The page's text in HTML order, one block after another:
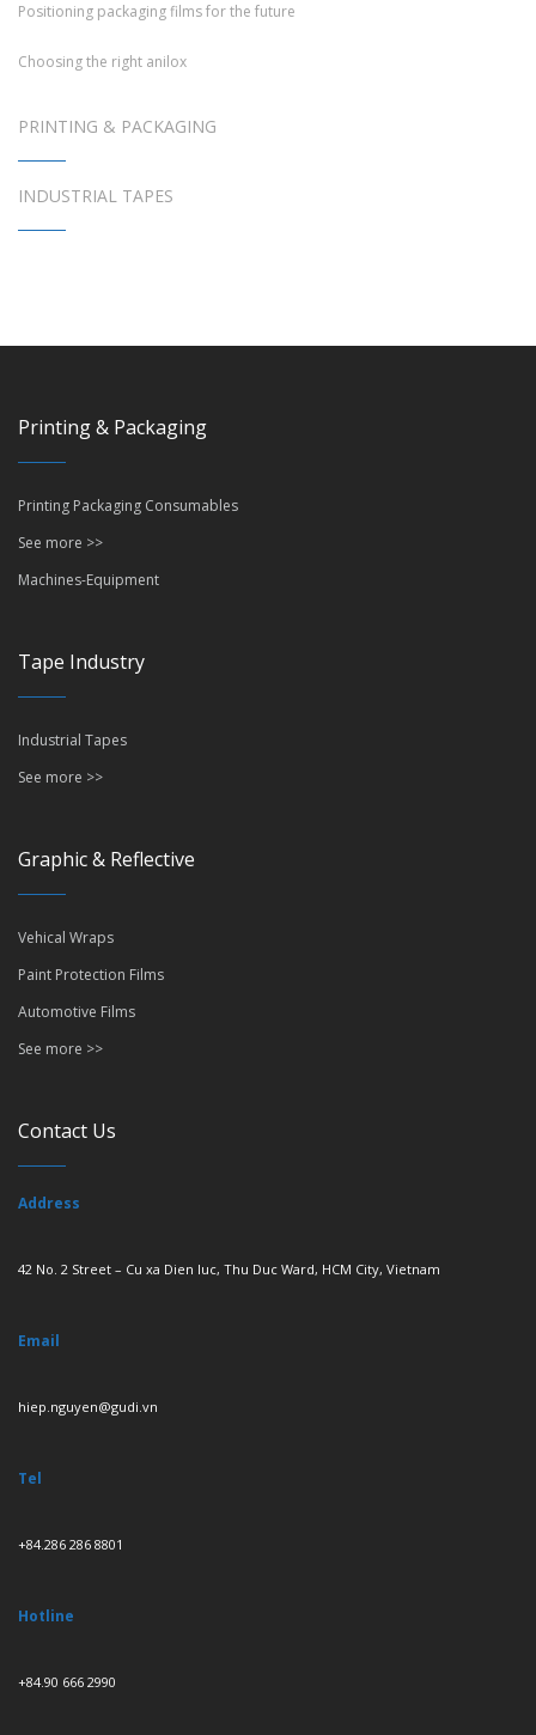
Positioning packaging films for the future
Choosing the right anilox
PRINTING & PACKAGING
INDUSTRIAL TAPES
Printing & Packaging
Printing Packaging Consumables
See more >>
Machines-Equipment
Tape Industry
Industrial Tapes
See more >>
Graphic & Reflective
Vehical Wraps
Paint Protection Films
Automotive Films
See more >>
Contact Us
Address
42 No. 2 Street – Cu xa Dien luc, Thu Duc Ward, HCM City, Vietnam
Email
hiep.nguyen@gudi.vn
Tel
+84.286 286 8801
Hotline
+84.90 666 2990